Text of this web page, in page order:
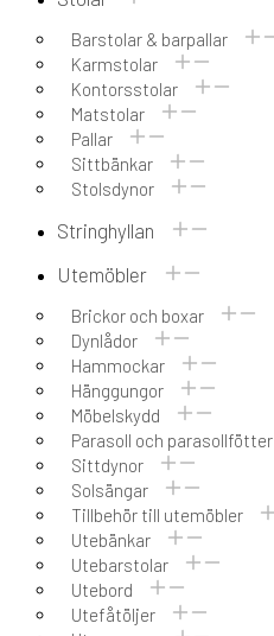
Barstolar & barpallar
Karmstolar
Kontorsstolar
Matstolar
Pallar
Sittbänkar
Stolsdynor
Stringhyllan
Utemöbler
Brickor och boxar
Dynlådor
Hammockar
Hänggungor
Möbelskydd
Parasoll och parasollfötter
Sittdynor
Solsängar
Tillbehör till utemöbler
Utebänkar
Utebarstolar
Utebord
Utefåtöljer